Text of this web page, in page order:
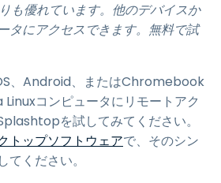
も優れています。他のデバイスか
タにアクセスできます。無料で試
、Android、またはChromebook
コンピュータにリモートアク
を試してみてください。
トップソフトウェアで、そのシン
ください。